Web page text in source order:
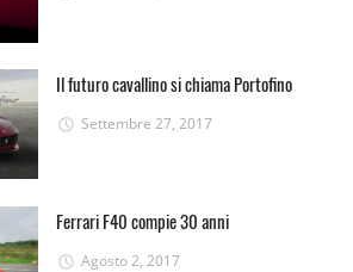
Il futuro cavallino si chiama Portofino
Settembre 27, 2017
Ferrari F40 compie 30 anni
Agosto 2, 2017